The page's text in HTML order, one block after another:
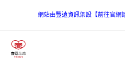
網站由豐遠資訊架設【前往官網